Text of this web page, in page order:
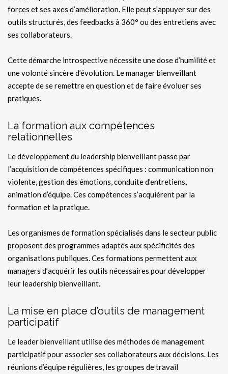
forces et ses axes d’amélioration. Elle peut s’appuyer sur des
outils structurés, des feedbacks à 360° ou des entretiens avec
ses collaborateurs.
Cette démarche introspective nécessite une dose d’humilité et
une volonté sincère d’évolution. Le manager bienveillant
accepte de se remettre en question et de faire évoluer ses
pratiques.
La formation aux compétences
relationnelles
Le développement du leadership bienveillant passe par
l’acquisition de compétences spécifiques : communication non
violente, gestion des émotions, conduite d’entretiens,
animation d’équipe. Ces compétences s’acquièrent par la
formation et la pratique.
Les organismes de formation spécialisés dans le secteur public
proposent des programmes adaptés aux spécificités des
organisations publiques. Ces formations permettent aux
managers d’acquérir les outils nécessaires pour développer
leur leadership bienveillant.
La mise en place d’outils de management
participatif
Le leader bienveillant utilise des méthodes de management
participatif pour associer ses collaborateurs aux décisions. Les
réunions d’équipe régulières, les groupes de travail